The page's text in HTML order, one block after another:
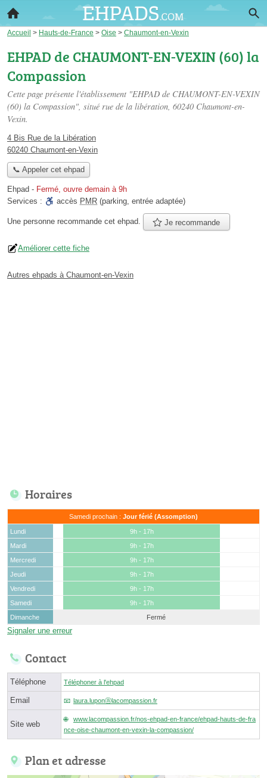
Accueil > Hauts-de-France > Oise > Chaumont-en-Vexin
EHPAD de CHAUMONT-EN-VEXIN (60) la
Compassion
Cette page présente l'établissement "EHPAD de CHAUMONT-EN-VEXIN
(60) la Compassion", situé rue de la libération, 60240 Chaumont-en-
Vexin.
4 Bis Rue de la Libération
60240 Chaumont-en-Vexin
📞 Appeler cet ehpad
Ehpad - Fermé, ouvre demain à 9h
Services :
accès PMR (parking, entrée adaptée)
Une personne recommande cet ehpad. Je recommande
Améliorer cette fiche
Autres ehpads à Chaumont-en-Vexin
Horaires
Samedi prochain : Jour férié (Assomption)
Lundi
9h - 17h
Mardi
9h - 17h
Mercredi
9h - 17h
Jeudi
9h - 17h
Vendredi
9h - 17h
Samedi
9h - 17h
Dimanche
Fermé
Signaler une erreur
Contact
Téléphone Téléphoner à l'ehpad
Email laura.luponⓐlacompassion.fr
Site web
www.lacompassion.fr/nos-ehpad-en-france/ehpad-hauts-de-fra
nce-oise-chaumont-en-vexin-la-compassion/
Plan et adresse